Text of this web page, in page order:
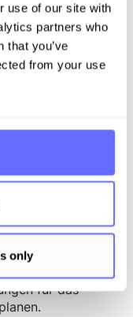
use of our site with
partners who
that you’ve
from your use
only
die
Umfrage von
and Data
zur
der letzten
Umfrage gaben
ESG-
die Nutzung bei
für das